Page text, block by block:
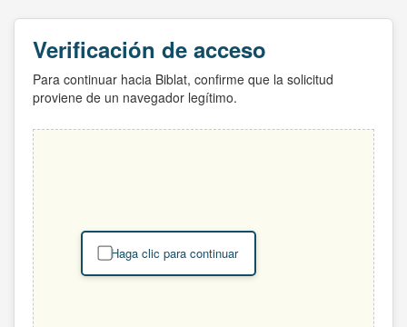
Verificación de acceso
Para continuar hacia Biblat, confirme que la solicitud
proviene de un navegador legítimo.
Haga clic para continuar